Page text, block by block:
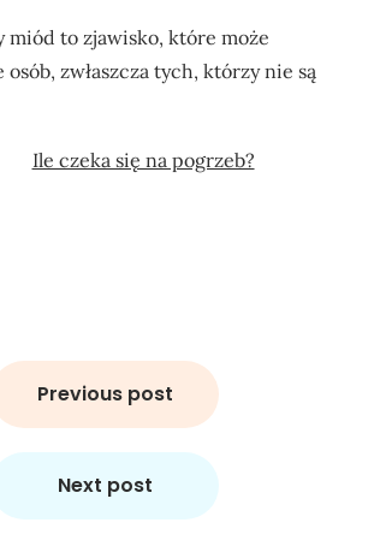
miód to zjawisko, które może
zwłaszcza tych, którzy nie są
Ile czeka się na pogrzeb?
Previous post
Next post